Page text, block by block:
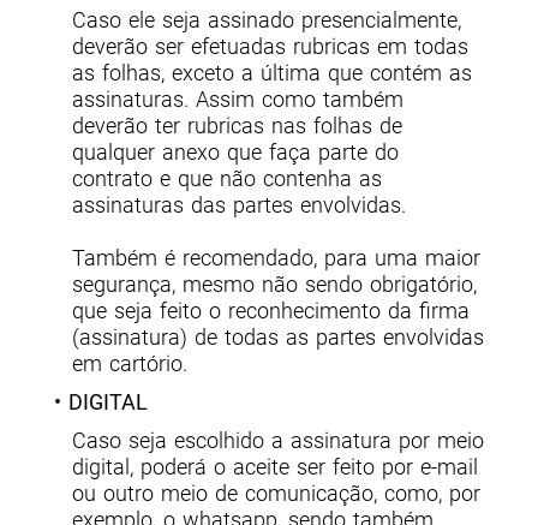
Caso ele seja assinado presencialmente,
deverão ser efetuadas rubricas em todas
as folhas, exceto a última que contém as
assinaturas. Assim como também
deverão ter rubricas nas folhas de
qualquer anexo que faça parte do
contrato e que não contenha as
assinaturas das partes envolvidas.
Também é recomendado, para uma maior
segurança, mesmo não sendo obrigatório,
que seja feito o reconhecimento da firma
(assinatura) de todas as partes envolvidas
em cartório.
• DIGITAL
Caso seja escolhido a assinatura por meio
digital, poderá o aceite ser feito por e-mail
ou outro meio de comunicação, como, por
exemplo, o whatsapp, sendo também